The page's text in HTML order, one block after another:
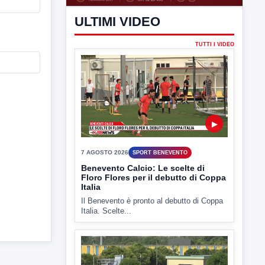
ULTIMI VIDEO
TUTTI I VIDEO
▶